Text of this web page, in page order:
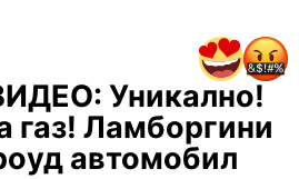
Уникално!
газ! Ламборгини
автомобил